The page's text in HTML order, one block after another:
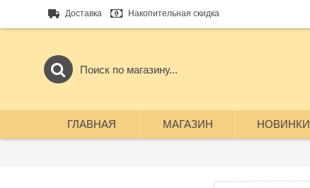
Доставка Накопительная скидка
ГЛАВНАЯ МАГАЗИН НОВИНКИ